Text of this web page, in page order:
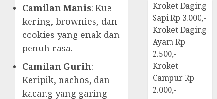
Camilan Manis: Kue
kering, brownies, dan
cookies yang enak dan
penuh rasa.
Camilan Gurih:
Keripik, nachos, dan
kacang yang garing
Kroket Daging
Sapi Rp 3.000,-
Kroket Daging
Ayam Rp
2.500,-
Kroket
Campur Rp
2.000,-